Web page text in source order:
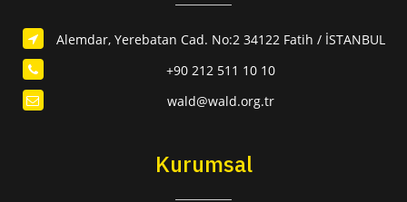
Alemdar, Yerebatan Cad. No:2 34122 Fatih / İSTANBUL
+90 212 511 10 10
wald@wald.org.tr
Kurumsal